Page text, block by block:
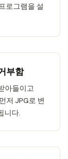
로그램을 설
부함
아들이고
저 JPG로 변
니다.